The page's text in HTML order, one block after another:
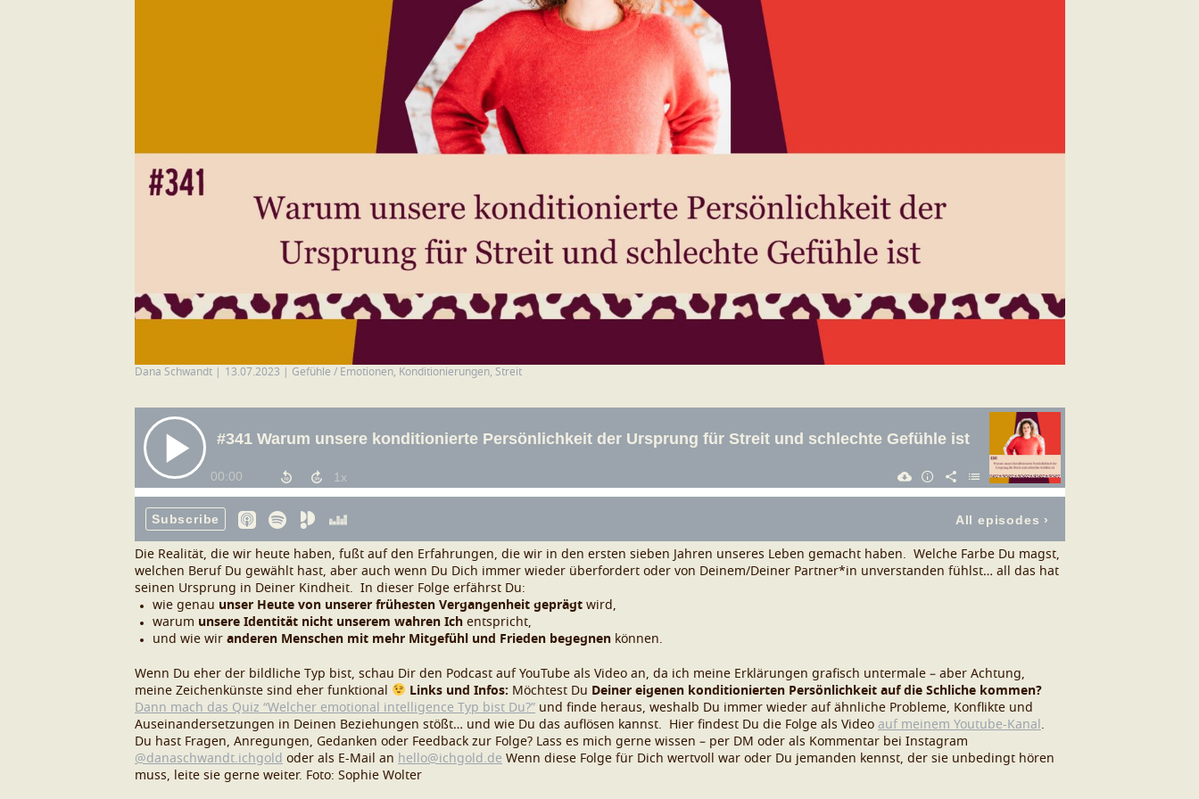
Dana Schwandt 13.07.2023 Gefühle / Emotionen Konditionierungen Streit
Die Realität, die wir heute haben, fußt auf den Erfahrungen, die wir in den ersten sieben Jahren unseres Leben gemacht haben.
Welche Farbe Du magst,
welchen Beruf Du gewählt hast, aber auch wenn Du Dich immer wieder überfordert oder von Deinem/Deiner Partner*in unverstanden fühlst… all das hat
seinen Ursprung in Deiner Kindheit.
In dieser Folge erfährst Du:
wie genau unser Heute von unserer frühesten Vergangenheit geprägt wird,
warum unsere Identität nicht unserem wahren Ich entspricht,
und wie wir anderen Menschen mit mehr Mitgefühl und Frieden begegnen können.
Wenn Du eher der bildliche Typ bist, schau Dir den Podcast auf YouTube als Video an, da ich meine Erklärungen grafisch untermale – aber Achtung,
meine Zeichenkünste sind eher funktional
Links und Infos: Möchtest Du Deiner eigenen konditionierten Persönlichkeit auf die Schliche kommen?
Dann mach das Quiz “Welcher emotional intelligence Typ bist Du?” und finde heraus, weshalb Du immer wieder auf ähnliche Probleme, Konflikte und
Auseinandersetzungen in Deinen Beziehungen stößt… und wie Du das auflösen kannst.
Hier findest Du die Folge als Video auf meinem Youtube-Kanal .
Du hast Fragen, Anregungen, Gedanken oder Feedback zur Folge? Lass es mich gerne wissen – per DM oder als Kommentar bei Instagram
@danaschwandt.ichgold oder als E-Mail an hello@ichgold.de Wenn diese Folge für Dich wertvoll war oder Du jemanden kennst, der sie unbedingt hören
muss, leite sie gerne weiter. Foto: Sophie Wolter